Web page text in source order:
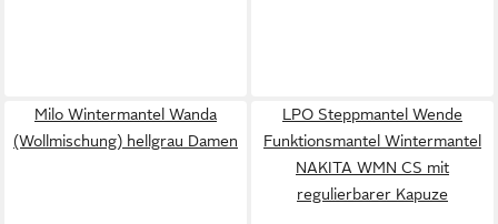
Milo Wintermantel Wanda
(Wollmischung) hellgrau Damen
LPO Steppmantel Wende
Funktionsmantel Wintermantel
NAKITA WMN CS mit
regulierbarer Kapuze